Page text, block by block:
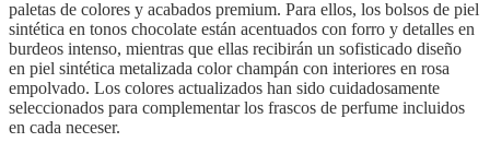
paletas de colores y acabados premium. Para ellos, los bolsos de piel
sintética en tonos chocolate están acentuados con forro y detalles en
burdeos intenso, mientras que ellas recibirán un sofisticado diseño
en piel sintética metalizada color champán con interiores en rosa
empolvado. Los colores actualizados han sido cuidadosamente
seleccionados para complementar los frascos de perfume incluidos
en cada neceser.